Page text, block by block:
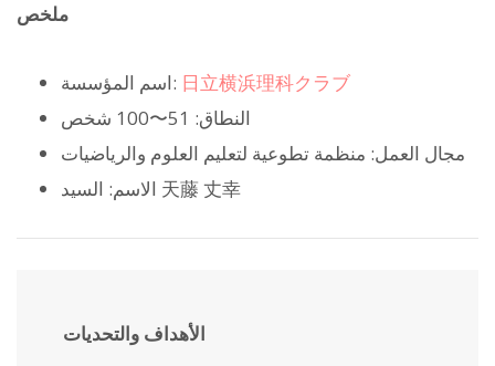
ملخص
اسم المؤسسة: 日立横浜理科クラブ
النطاق: 51〜100 شخص
مجال العمل: منظمة تطوعية لتعليم العلوم والرياضيات
الاسم: السيد 天藤 丈幸
الأهداف والتحديات